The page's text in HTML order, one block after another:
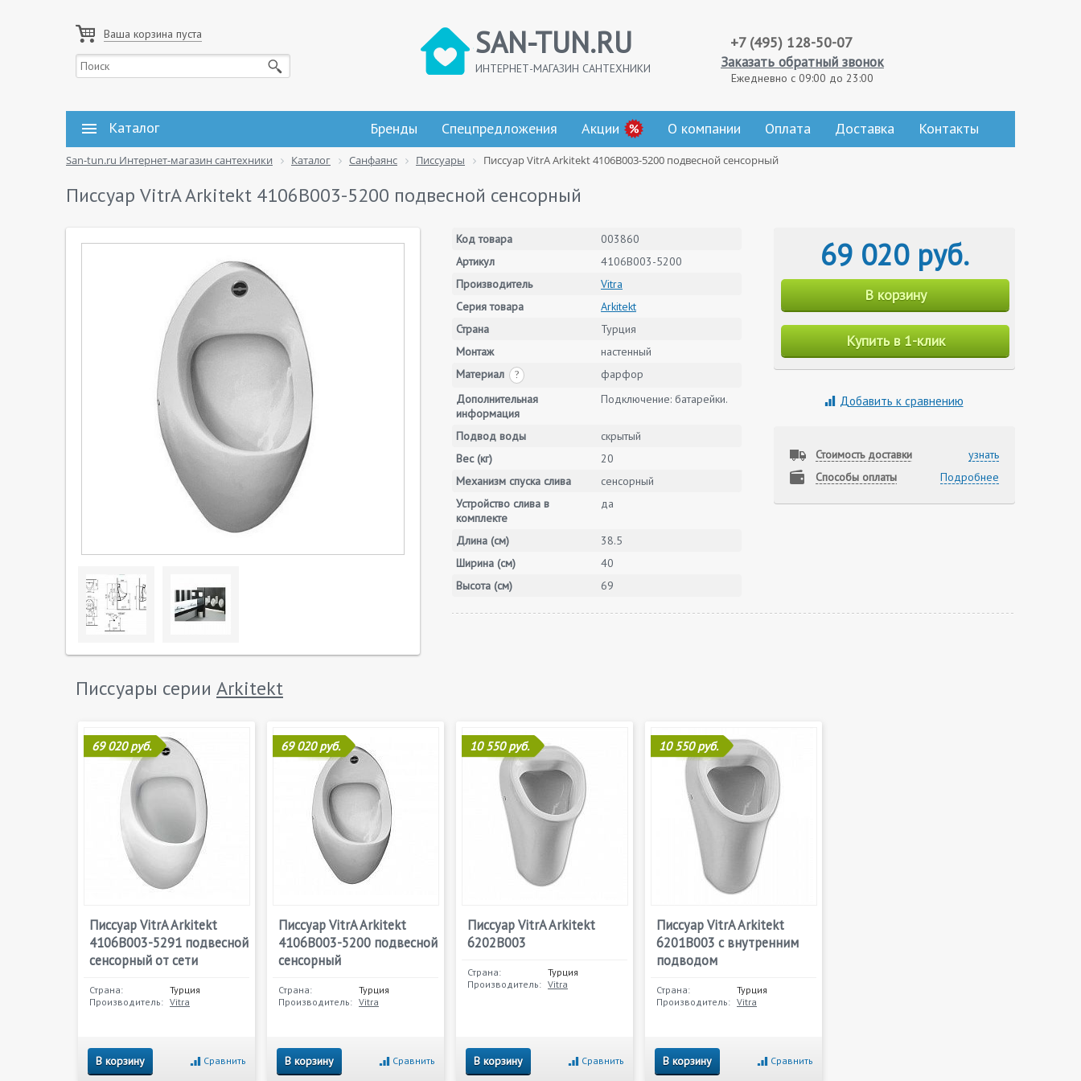
Ваша корзина пуста SAN-TUN.RU
ИНТЕРНЕТ-МАГАЗИН САНТЕХНИКИ
+7 (495) 128-50-07
Заказать обратный звонок
Ежедневно с 09:00 до 23:00
Каталог Бренды Спецпредложения Акции О компании Оплата Доставка Контакты
San-tun.ru Интернет-магазин сантехники Каталог Санфаянс Писсуары Писсуар VitrA Arkitekt 4106B003-5200 подвесной сенсорный
Писсуар VitrA Arkitekt 4106B003-5200 подвесной сенсорный
Код товара
003860
Артикул
4106B003-5200
Производитель
Vitra
Серия товара
Arkitekt
Страна
Турция
Монтаж
настенный
Материал
?
фарфор
Дополнительная
информация
Подключение: батарейки.
Подвод воды
скрытый
Вес (кг)
20
Механизм спуска слива
сенсорный
Устройство слива в
комплекте
да
Длина (см)
38.5
Ширина (см)
40
Высота (см)
69
69 020 руб.
В корзину
Купить в 1-клик
Добавить к сравнению
Стоимость доставки
узнать
Способы оплаты
Подробнее
Писсуары серии Arkitekt
69 020 руб.
Писсуар VitrA Arkitekt
4106B003-5291 подвесной
сенсорный от сети
Страна:
Турция
Производитель: Vitra
В корзину Сравнить
69 020 руб.
Писсуар VitrA Arkitekt
4106B003-5200 подвесной
сенсорный
Страна:
Турция
Производитель: Vitra
В корзину Сравнить
10 550 руб.
Писсуар VitrA Arkitekt
6202B003
Страна:
Турция
Производитель: Vitra
В корзину Сравнить
10 550 руб.
Писсуар VitrA Arkitekt
6201B003 с внутренним
подводом
Страна:
Турция
Производитель: Vitra
В корзину Сравнить